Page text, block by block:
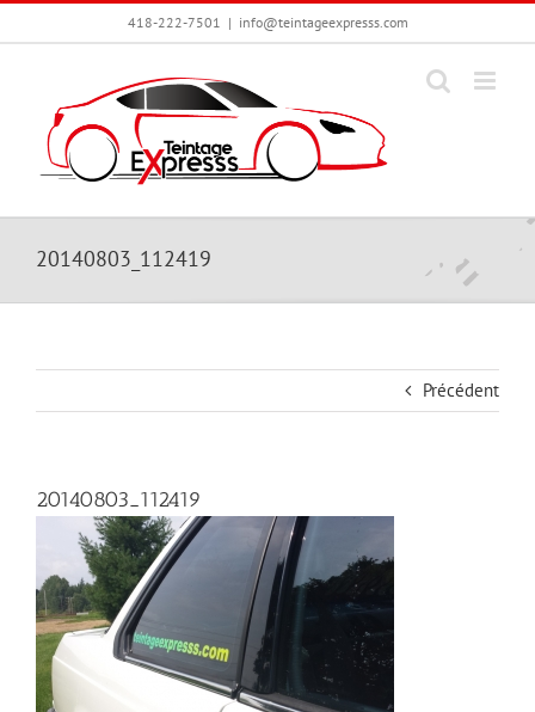
Passer
418-222-7501 | info@teintageexpresss.com
20140803_112419
Précédent
20140803_112419